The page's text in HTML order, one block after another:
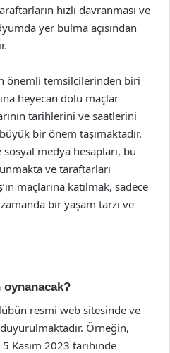
hızlı davranması ve
yer bulma açısından
önemli temsilcilerinden biri
heyecan dolu maçlar
tarihlerini ve saatlerini
bir önem taşımaktadır.
medya hesapları, bu
ve taraftarları
maçlarına katılmak, sadece
bir yaşam tarzı ve
oynanacak?
resmi web sitesinde ve
Örneğin,
5 Kasım 2023 tarihinde